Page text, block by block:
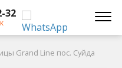
32
Grand Line пос. Суйда
Grand Line пос. Суйда